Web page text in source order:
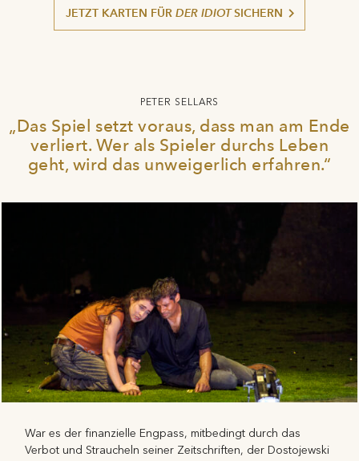
JETZT KARTEN FÜR DER IDIOTSICHERN
PETER SELLARS
„Das Spiel setzt voraus, dass man am Ende
verliert. Wer als Spieler durchs Leben
geht, wird das unweigerlich erfahren.“
War es der finanzielle Engpass, mitbedingt durch das
Verbot und Straucheln seiner Zeitschriften, der Dostojewski